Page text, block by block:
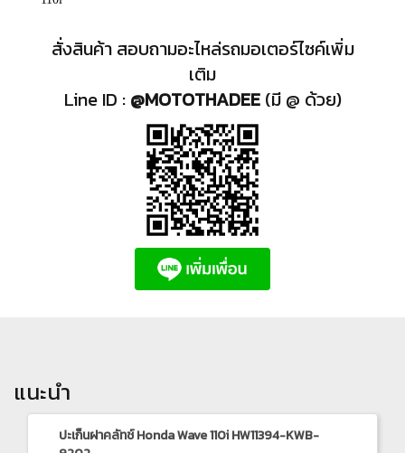
สั่งสินค้า สอบถามอะไหล่รถมอเตอร์ไซค์เพิ่ม
เติม
Line ID : @MOTOTHADEE(มี @ ด้วย)
แนะนำ
ปะเก็นฝาคลัทช์ Honda Wave 110i HW11394-KWB-